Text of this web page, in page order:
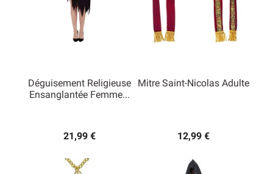
Déguisement Religieuse
Ensanglantée Femme...
21,99 €
Mitre Saint-Nicolas Adulte
12,99 €